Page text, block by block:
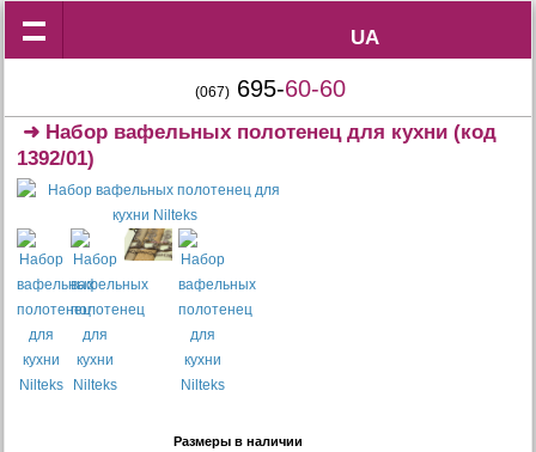
UA
UA
(067) 695-60-60
➜ Набор вафельных полотенец для кухни (код
1392/01)
Размеры в наличии